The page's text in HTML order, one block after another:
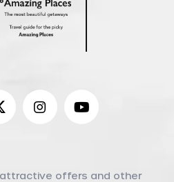
offers and other